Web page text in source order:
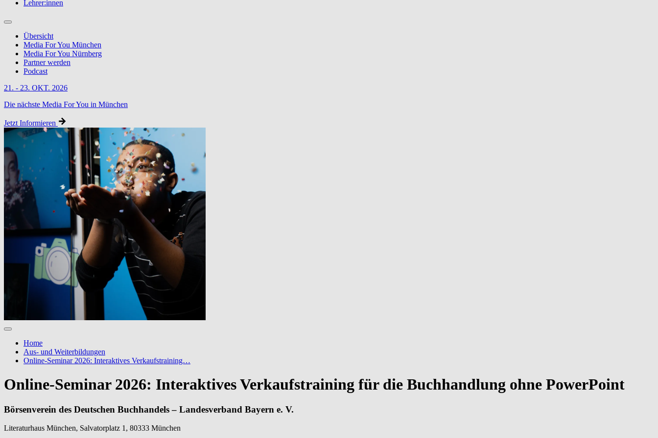
Lehrer:innen
Übersicht
Media For You München
Media For You Nürnberg
Partner werden
Podcast
21. - 23. OKT. 2026
Die nächste Media For You in München
Jetzt Informieren
Home
Aus- und Weiterbildungen
Online-Seminar 2026: Interaktives Verkaufstraining…
Online-Seminar 2026: Interaktives Verkaufstraining für die Buchhandlung ohne PowerPoint
Börsenverein des Deutschen Buchhandels – Landesverband Bayern e. V.
Literaturhaus München, Salvatorplatz 1, 80333 München